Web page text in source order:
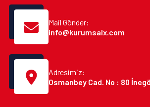
Mail Gönder:
info@kurumsalx.com
Adresimiz:
Osmanbey Cad. No : 80